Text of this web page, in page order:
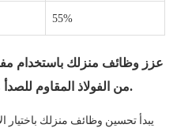
55%
عزز وظائف منزلك باستخدام
من الفولاذ المقاوم للصدأ مقاس 4 بوصات للأبواب الخشبية.
يبدأ تحسين وظائف منزلك باختيار